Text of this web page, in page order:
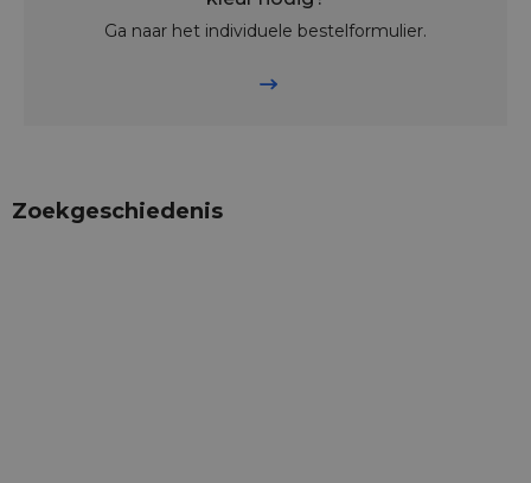
Ga naar het individuele bestelformulier.
Zoekgeschiedenis